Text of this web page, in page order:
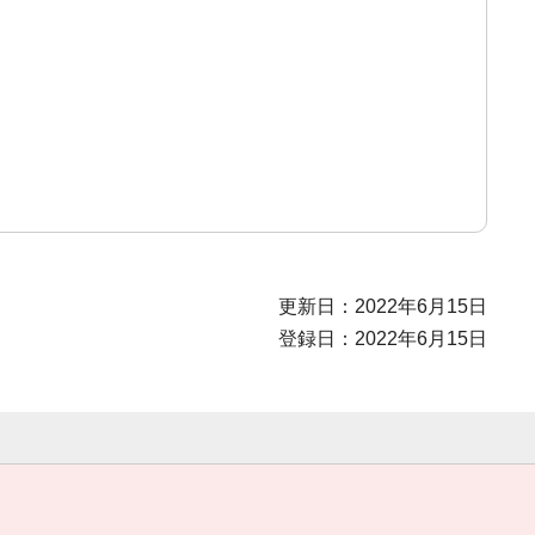
更新日：2022年6月15日
登録日：2022年6月15日